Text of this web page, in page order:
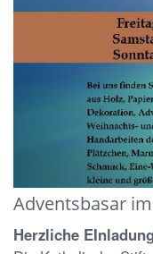
Adventsbasar
Herzliche